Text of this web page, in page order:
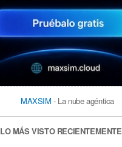
MAXSIM - La nube agéntica
LO MÁS VISTO RECIENTEMENTE